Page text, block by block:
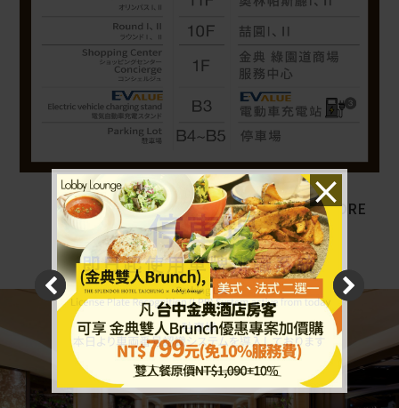
..........MORE
×